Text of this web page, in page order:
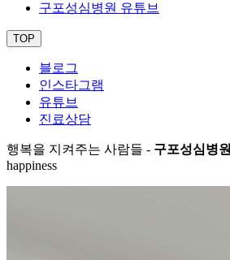
구포성심병원 유튜브
TOP
블로그
인스타그램
유튜브
진료상담
행복을 지켜주는 사람들 - 구포성심병원
happiness